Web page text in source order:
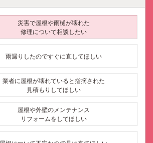
電話で
相談する
LINEで
相談する
災害で屋根や雨樋が壊れた
修理について相談したい
雨漏りしたのですぐに直してほしい
業者に屋根が壊れていると指摘された
見積もりしてほしい
屋根や外壁のメンテナンス
リフォームをしてほしい